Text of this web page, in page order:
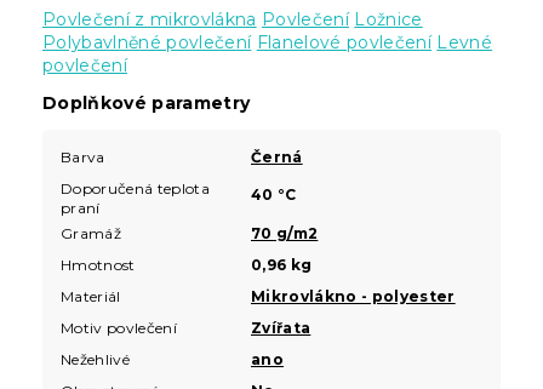
Povlečení z mikrovlákna Povlečení Ložnice
Polybavlněné povlečení Flanelové povlečení Levné
povlečení
Doplňkové parametry
Barva
Černá
Doporučená teplota
praní
40 °C
Gramáž
70 g/m2
Hmotnost
0,96 kg
Materiál
Mikrovlákno - polyester
Motiv povlečení
Zvířata
Nežehlivé
ano